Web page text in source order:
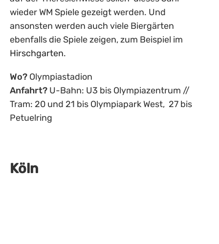
wieder WM Spiele gezeigt werden. Und
ansonsten werden auch viele Biergärten
ebenfalls die Spiele zeigen, zum Beispiel im
Hirschgarten.
Wo? Olympiastadion
Anfahrt? U-Bahn: U3 bis Olympiazentrum //
Tram: 20 und 21 bis Olympiapark West, 27 bis
Petuelring
Köln